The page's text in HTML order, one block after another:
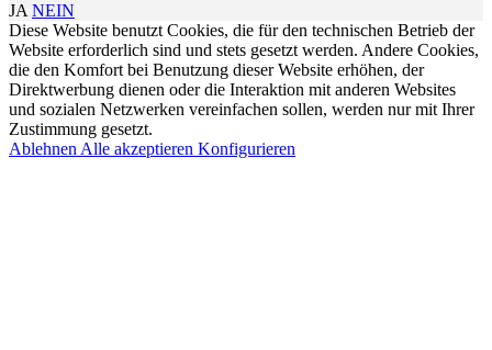
JA NEIN
Diese Website benutzt Cookies, die für den technischen Betrieb der
Website erforderlich sind und stets gesetzt werden. Andere Cookies,
die den Komfort bei Benutzung dieser Website erhöhen, der
Direktwerbung dienen oder die Interaktion mit anderen Websites
und sozialen Netzwerken vereinfachen sollen, werden nur mit Ihrer
Zustimmung gesetzt.
Ablehnen Alle akzeptieren Konfigurieren